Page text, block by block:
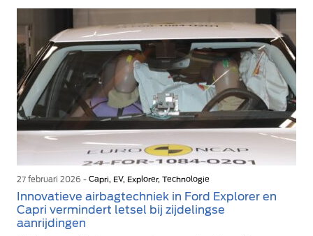
27 februari 2026 - Capri, EV, Explorer, Technologie
Innovatieve airbagtechniek in Ford Explorer en
Capri vermindert letsel bij zijdelingse
aanrijdingen